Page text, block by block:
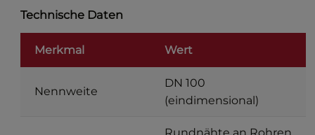
Technische Daten
Merkmal Wert
Nennweite
DN 100
(eindimensional)
Rundnähte an Rohren